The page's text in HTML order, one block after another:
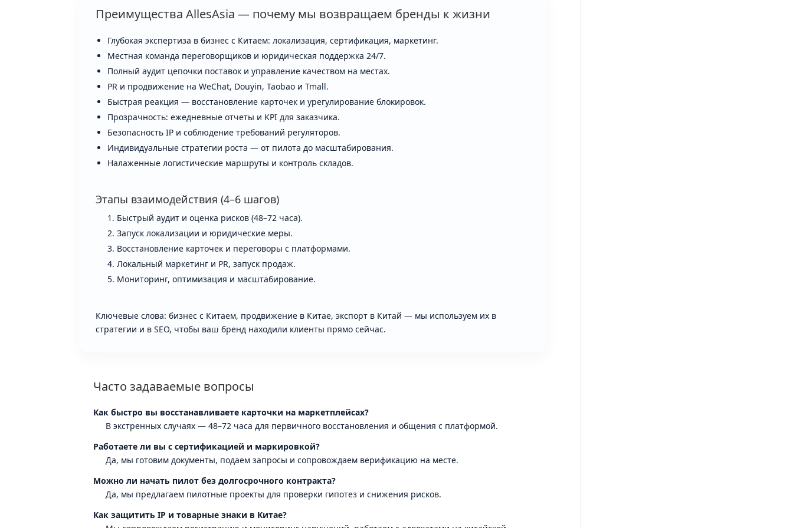
Преимущества AllesAsia — почему мы возвращаем бренды к жизни
Глубокая экспертиза в бизнес с Китаем: локализация, сертификация, маркетинг.
Местная команда переговорщиков и юридическая поддержка 24/7.
Полный аудит цепочки поставок и управление качеством на местах.
PR и продвижение на WeChat, Douyin, Taobao и Tmall.
Быстрая реакция — восстановление карточек и урегулирование блокировок.
Прозрачность: ежедневные отчеты и KPI для заказчика.
Безопасность IP и соблюдение требований регуляторов.
Индивидуальные стратегии роста — от пилота до масштабирования.
Налаженные логистические маршруты и контроль складов.
Этапы взаимодействия (4–6 шагов)
Быстрый аудит и оценка рисков (48–72 часа).
Запуск локализации и юридические меры.
Восстановление карточек и переговоры с платформами.
Локальный маркетинг и PR, запуск продаж.
Мониторинг, оптимизация и масштабирование.
Ключевые слова: бизнес с Китаем, продвижение в Китае, экспорт в Китай — мы используем их в
стратегии и в SEO, чтобы ваш бренд находили клиенты прямо сейчас.
Часто задаваемые вопросы
Как быстро вы восстанавливаете карточки на маркетплейсах?
В экстренных случаях — 48–72 часа для первичного восстановления и общения с платформой.
Работаете ли вы с сертификацией и маркировкой?
Да, мы готовим документы, подаем запросы и сопровождаем верификацию на месте.
Можно ли начать пилот без долгосрочного контракта?
Да, мы предлагаем пилотные проекты для проверки гипотез и снижения рисков.
Как защитить IP и товарные знаки в Китае?